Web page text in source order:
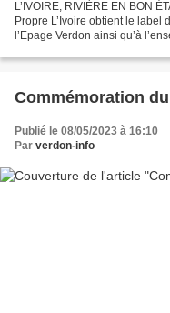
L’IVOIRE, RIVIÈRE EN BON
Propre L’Ivoire obtient le label
l’Epage Verdon ainsi qu’à
Commémoration
Publié le 08/05/2023 à 16:10
Par verdon-info